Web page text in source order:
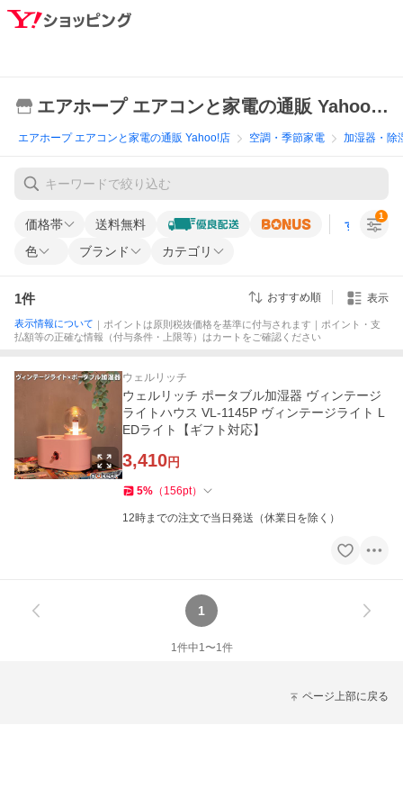
エアホープ エアコンと家電の通販 Yahoo!店
エアホープ エアコンと家電の通販 Yahoo!店 空調・季節家電 加湿器・除
価格帯 送料無料 すべての条
色 ブランド カテゴリ
1
1件 おすすめ順 表示
表示情報について ｜ポイントは原則税抜価格を基準に付与されます｜ポイント・支
払額等の正確な情報（付与条件・上限等）はカートをご確認ください
ウェルリッチ
ウェルリッチ ポータブル加湿器 ヴィンテージ
ライトハウス VL-1145P ヴィンテージライト L
EDライト【ギフト対応】
3,410円
5% （ 156pt）
12時までの注文で当日発送（休業日を除く）
1
1件中1〜1件
ページ上部に戻る